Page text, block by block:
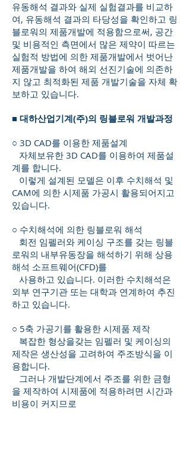
유동해석 결과와 실제 실험결과를 비교하
여, 유동해석 결과의 타당성을 확인하고 링
블로워의 제품개발에 적용함으로써, 공간
및 비용적인 측면에서 많은 제약이 따르는
실험적 방법에 의한 제품개발에서 벗어난
제품개발을 하여 해외 선진기술에 의존하
지 않고 최적화된 제품 개발기술을 자체 확
보하고 있습니다.
■ 대하산업기계(주)의 링블로워 개발과정
○ 3D CAD를 이용한 제품설계
자체보유한 3D CAD를 이용하여 제품설
계를 합니다.
이렇게 설계된 모델은 이후 수치해석 및
CAM에 의한 시제품 가공시 활용되어지고
있습니다.
○ 수치해석에 의한 링블로워 해석
회전 임펠러와 케이싱 구조를 갖는 링블
로워의 내부유동장을 해석하기 위해 상용
해석 소프트웨어(CFD)를
사용하고 있습니다. 이러한 수치해석은
외부 연구기관 또는 대학과 연계하여 추진
하고 있습니다.
○ 5축 가공기를 활용한 시제품 제작
복잡한 형상을갖는 임펠러 및 케이싱의
제작은 생산성을 고려하여 주조방식을 이
용합니다.
그러나 개발단계에서 주조를 위한 금형
을 제작하여 시제품에 적용하려면 시간과
비용이 커지므로